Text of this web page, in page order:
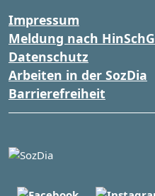
Impressum
Meldung nach HinSchG
Datenschutz
Arbeiten in der SozDia
Barrierefreiheit